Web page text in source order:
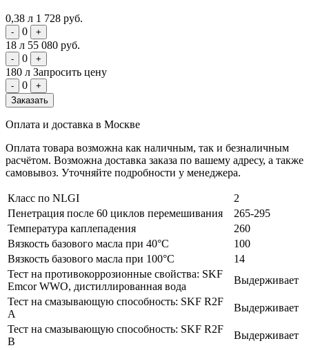
0,38 л 1 728 руб.
- 0 +
18 л 55 080 руб.
- 0 +
180 л Запросить цену
- 0
+
Заказать
Оплата и доставка в Москве
Оплата товара возможна как наличным, так и безналичным
расчётом. Возможна доставка заказа по вашему адресу, а также
самовывоз. Уточняйте подробности у менеджера.
Класс по NLGI
2
Пенетрация после 60 циклов перемешивания
265-295
Температура каплепадения
260
Вязкость базового масла при 40°C
100
Вязкость базового масла при 100°C
14
Тест на противокоррозионные свойства: SKF
Emcor WWO, дистиллированная вода
Выдерживает
Тест на смазывающую способность: SKF R2F
A
Выдерживает
Тест на смазывающую способность: SKF R2F
B
Выдерживает